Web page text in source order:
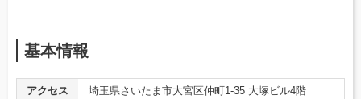
基本情報
アクセス
埼玉県さいたま市大宮区仲町1-35 大塚ビル4階